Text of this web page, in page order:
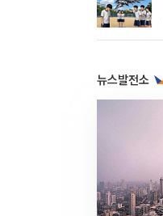
뉴스발전소